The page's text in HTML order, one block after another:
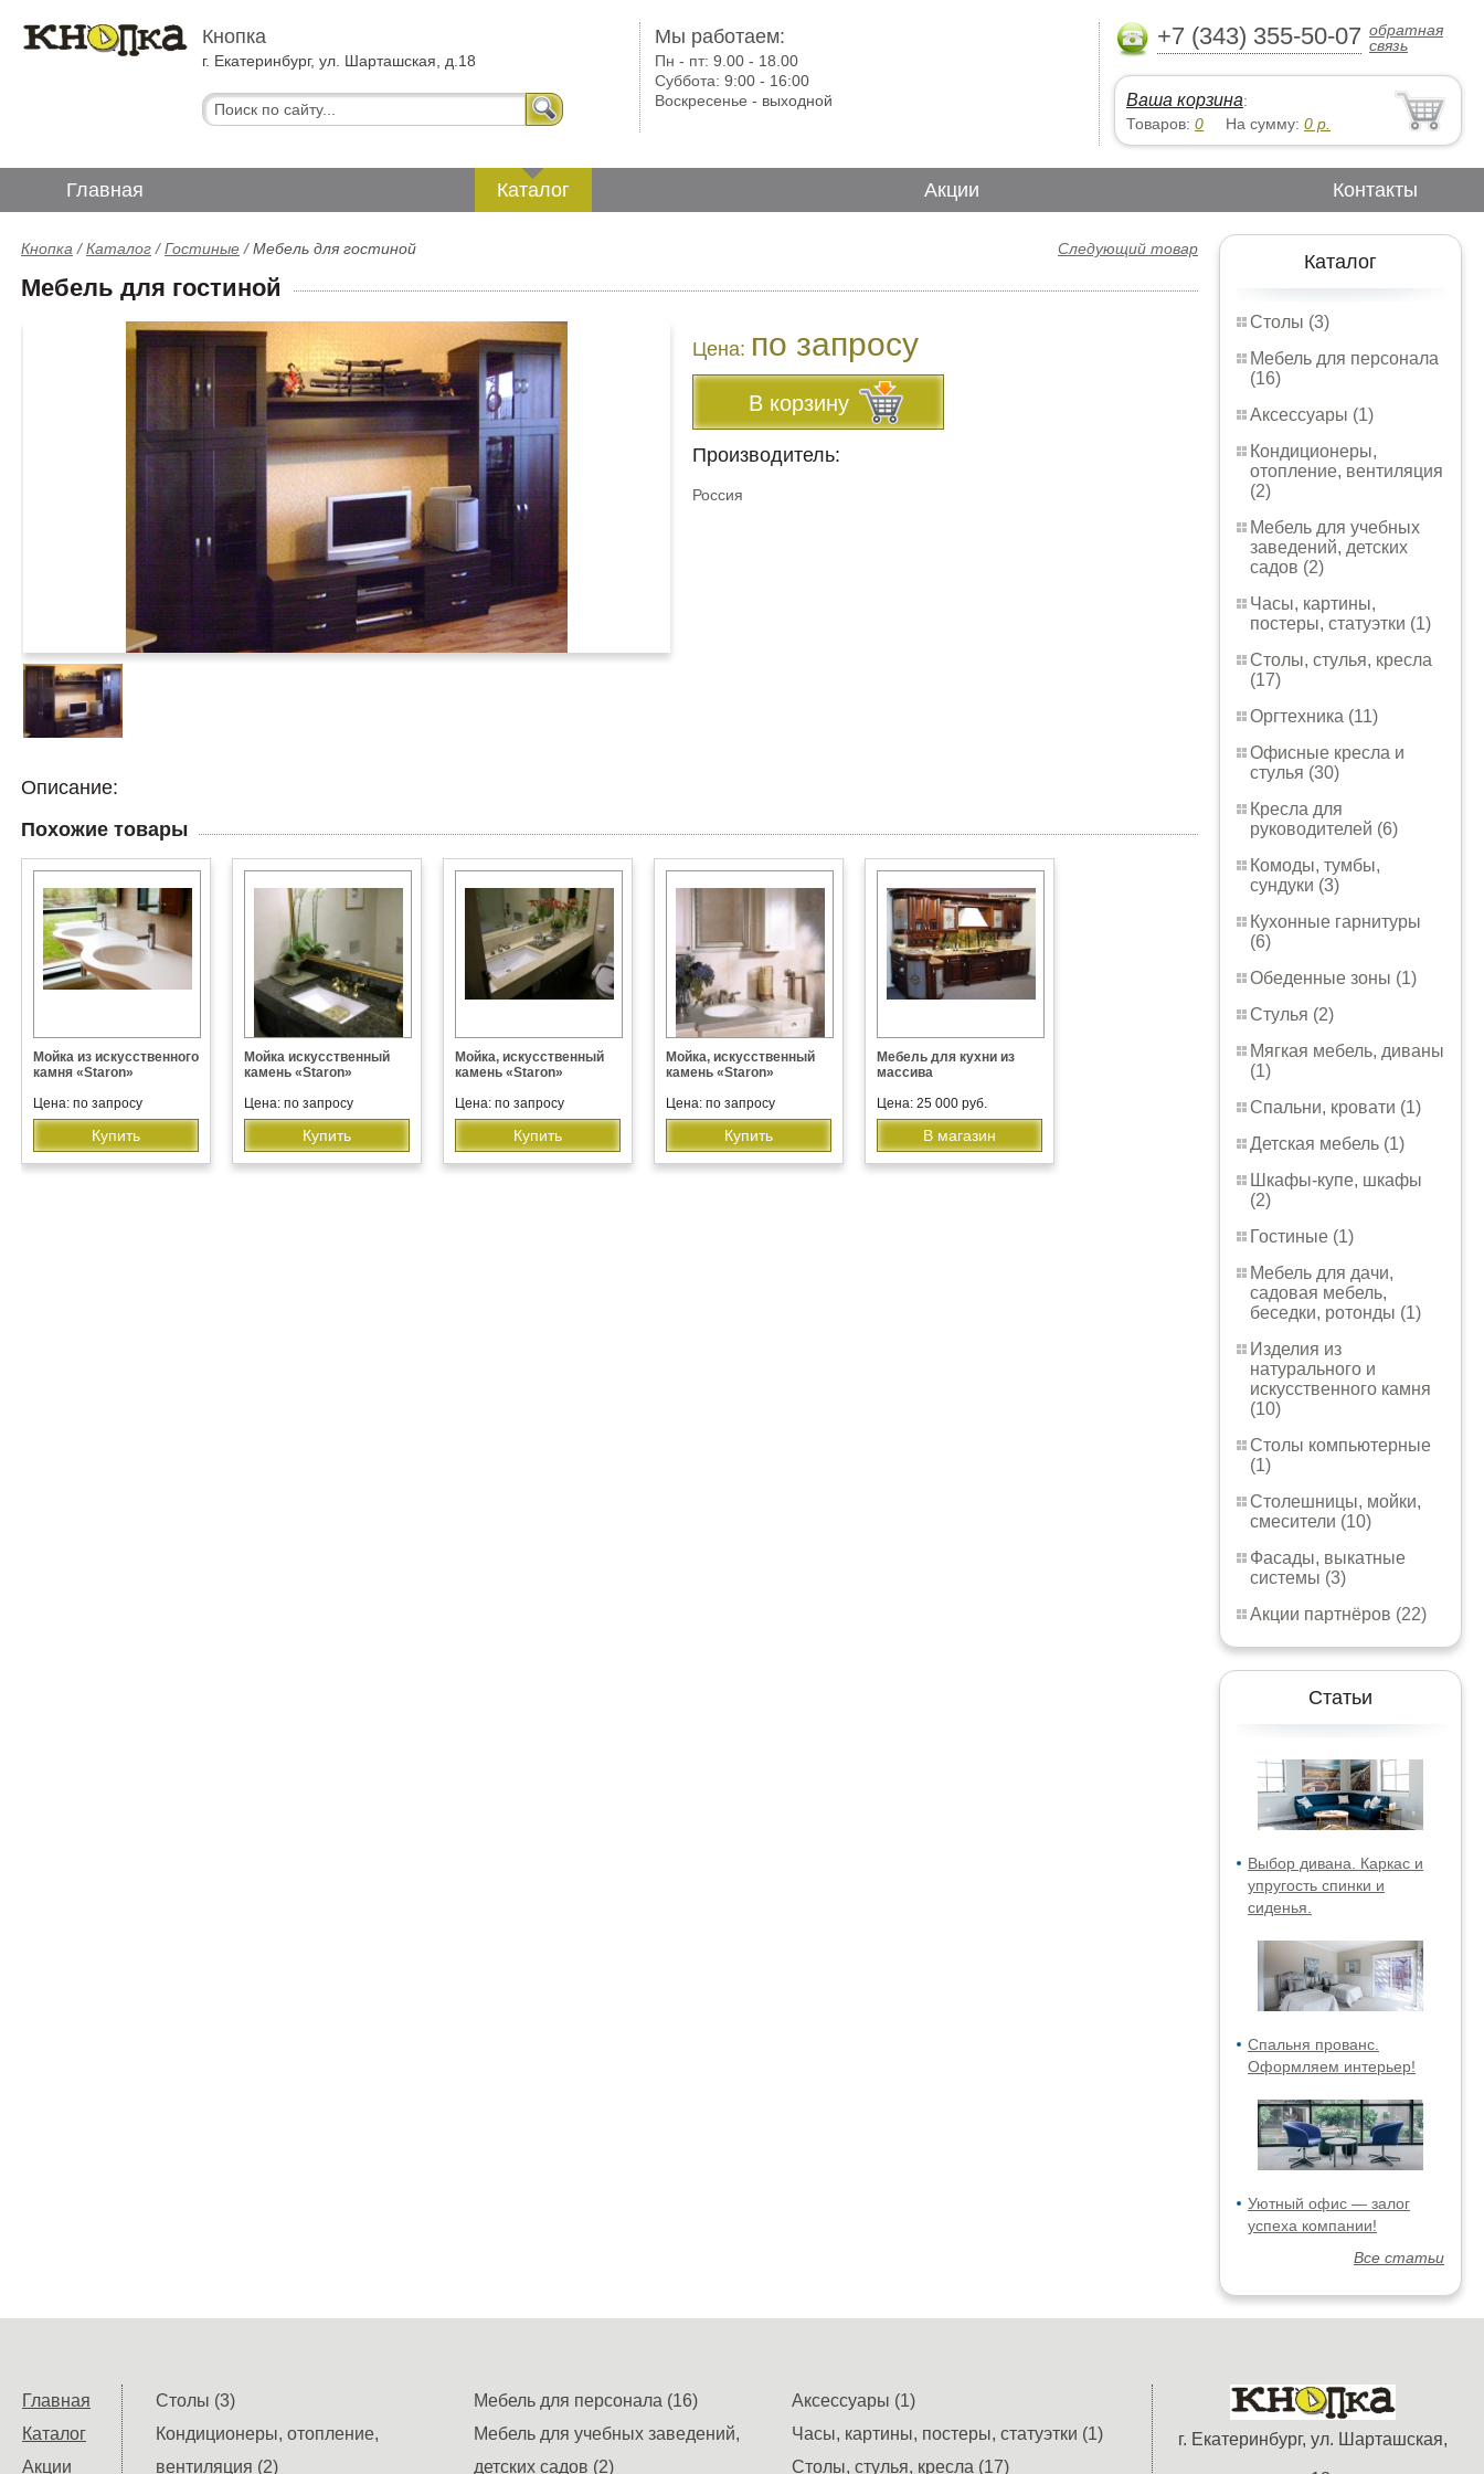
Кнопка
г. Екатеринбург, ул. Шарташская, д.18
Мы работаем:
Пн - пт:9.00 - 18.00
Суббота:9:00 - 16:00
Воскресенье - выходной
+7 (343) 355-50-07 обратная
связь
Ваша корзина:
Товаров: 0 На сумму: 0 р.
Главная Каталог Акции Контакты
Каталог
Столы (3)
Мебель для персонала
(16)
Аксессуары (1)
Кондиционеры,
отопление, вентиляция
(2)
Мебель для учебных
заведений, детских
садов (2)
Часы, картины,
постеры, статуэтки (1)
Столы, стулья, кресла
(17)
Оргтехника (11)
Офисные кресла и
стулья (30)
Кресла для
руководителей (6)
Комоды, тумбы,
сундуки (3)
Кухонные гарнитуры
(6)
Обеденные зоны (1)
Стулья (2)
Мягкая мебель, диваны
(1)
Спальни, кровати (1)
Детская мебель (1)
Шкафы-купе, шкафы
(2)
Гостиные (1)
Мебель для дачи,
садовая мебель,
беседки, ротонды (1)
Изделия из
натурального и
искусственного камня
(10)
Столы компьютерные
(1)
Столешницы, мойки,
смесители (10)
Фасады, выкатные
системы (3)
Акции партнёров (22)
Статьи
Выбор дивана. Каркас и
упругость спинки и
сиденья.
Спальня прованс.
Оформляем интерьер!
Уютный офис — залог
успеха компании!
Все статьи
Следующий товар
Кнопка /Каталог /Гостиные /Мебель для гостиной
Мебель для гостиной
Цена: по запросу
В корзину
Производитель:
Россия
Описание:
Похожие товары
Мойка из искусственного
камня «Staron»
Цена: по запросу
Купить
Мойка искусственный
камень «Staron»
Цена: по запросу
Купить
Мойка, искусственный
камень «Staron»
Цена: по запросу
Купить
Мойка, искусственный
камень «Staron»
Цена: по запросу
Купить
Мебель для кухни из
массива
Цена: 25 000 руб.
В магазин
Главная
Каталог
Акции
г. Екатеринбург, ул. Шарташская,
Столы (3) Мебель для персонала (16)
Аксессуары (1)
Кондиционеры, отопление,
вентиляция (2)
Мебель для учебных заведений,
детских садов (2)
Часы, картины, постеры, статуэтки (1)
Столы, стулья, кресла (17)